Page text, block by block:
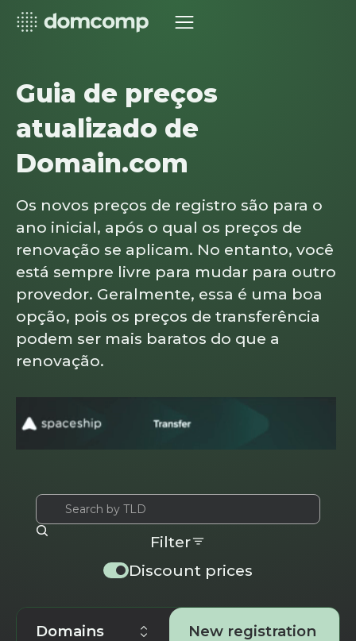
Guia de preços
atualizado de
Domain.com
Os novos preços de registro são para o
ano inicial, após o qual os preços de
renovação se aplicam. No entanto, você
está sempre livre para mudar para outro
provedor. Geralmente, essa é uma boa
opção, pois os preços de transferência
podem ser mais baratos do que a
renovação.
Discount prices
Filter
Domains New registration